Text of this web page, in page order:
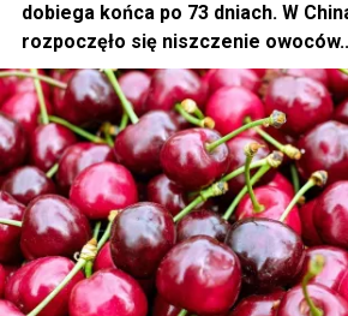
dobiega końca po 73 dniach. W
rozpoczęło się niszczenie